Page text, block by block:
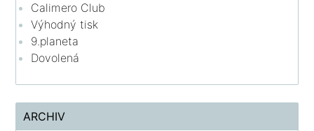
Calimero Club
Výhodný tisk
9.planeta
Dovolená
ARCHIV